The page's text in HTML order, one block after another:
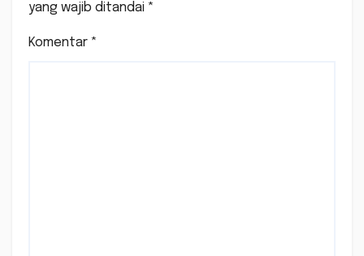
yang wajib ditandai *
Komentar *